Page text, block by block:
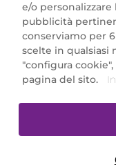
Marionnaud
Largo Fiera Milano
REA Milano
SCARICA LA
e/o
pubblicità
conserviamo per
scelte in qualsiasi
"configura
pagina del sito.